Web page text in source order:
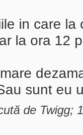
in care
la ora 12
sunt eu
de Twigg;